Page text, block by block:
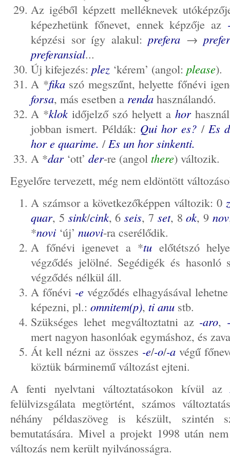
Az igéből képzett melléknevek
képezhetünk főnevet, ennek képzője az
képzési sor így alakul:prefera →
preferansial...
Új kifejezés: plez ‘kérem’ (angol: please).
A *fikaszó megszűnt, helyette főnévi
forsa, más esetben a renda használandó.
A *klokidőjelző szó helyett a hor
jobban ismert. Példák: Qui hor es? / Es
hor e quarime. / Es un hor sinkenti.
A *dar ‘ott’ der-re (angol there) változik.
Egyelőre tervezett, még nem eldöntött
A számsor a következőképpen változik: 0
quar, 5 sink/cink, 6seis, 7 set, 8ok, 9nov
*novi ‘új’ nuovi-ra cserélődik.
A főnévi igenevet a *tu előtétszó
végződés jelölné. Segédigék és
végződés nélkül áll.
A főnévi -e végződés elhagyásával
képezni, pl.: omnitem(p), ti anu stb.
Szükséges lehet megváltoztatni az -aro,
mert nagyon hasonlóak egymáshoz, és
Át kell nézni az összes -e/-o/-a végű
köztük bárminemű változást ejteni.
A fenti nyelvtani változtatásokon kívül az
felülvizsgálata megtörtént, számos
néhány példaszöveg is készült, szintén
bemutatására. Mivel a projekt 1998 után
változás nem került nyilvánosságra.